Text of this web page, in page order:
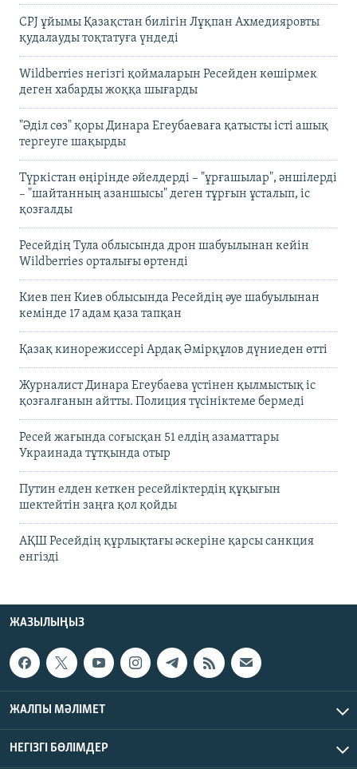
CPJ ұйымы Қазақстан билігін Лұқпан Ахмедияровты
қудалауды тоқтатуға үндеді
Wildberries негізгі қоймаларын Ресейден көшірмек
деген хабарды жоққа шығарды
"Әділ сөз" қоры Динара Егеубаеваға қатысты істі ашық
тергеуге шақырды
Түркістан өңірінде әйелдерді – "ұрғашылар", әншілерді
– "шайтанның азаншысы" деген тұрғын ұсталып, іс
қозғалды
Ресейдің Тула облысында дрон шабуылынан кейін
Wildberries орталығы өртенді
Киев пен Киев облысында Ресейдің әуе шабуылынан
кемінде 17 адам қаза тапқан
Қазақ кинорежиссері Ардақ Әмірқұлов дүниеден өтті
Журналист Динара Егеубаева үстінен қылмыстық іс
қозғалғанын айтты. Полиция түсініктеме бермеді
Ресей жағында соғысқан 51 елдің азаматтары
Украинада тұтқында отыр
Путин елден кеткен ресейліктердің құқығын
шектейтін заңға қол қойды
АҚШ Ресейдің құрлықтағы әскеріне қарсы санкция
енгізді
ЖАЗЫЛЫҢЫЗ
ЖАЛПЫ МӘЛІМЕТ
НЕГІЗГІ БӨЛІМДЕР